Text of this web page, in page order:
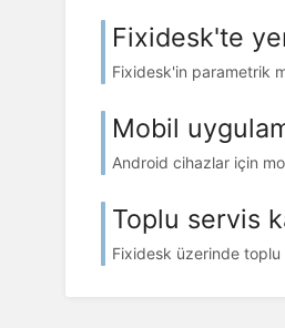
Fixidesk'te
Fixidesk'in parametrik
Mobil
Android cihazlar için
Toplu servis
Fixidesk üzerinde toplu